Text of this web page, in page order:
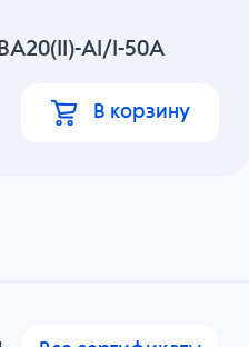
AI/I-50A
В корзину